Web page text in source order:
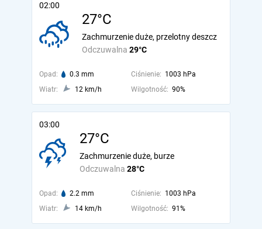
02:00
27°C
Odczuwalna 29°C
Zachmurzenie duże, przelotny deszcz
Opad: 0.3 mm Ciśnienie: 1003 hPa
Wiatr:
12 km/h Wilgotność: 90%
03:00
27°C
Odczuwalna 28°C
Zachmurzenie duże, burze
Opad: 2.2 mm Ciśnienie: 1003 hPa
Wiatr:
14 km/h Wilgotność: 91%